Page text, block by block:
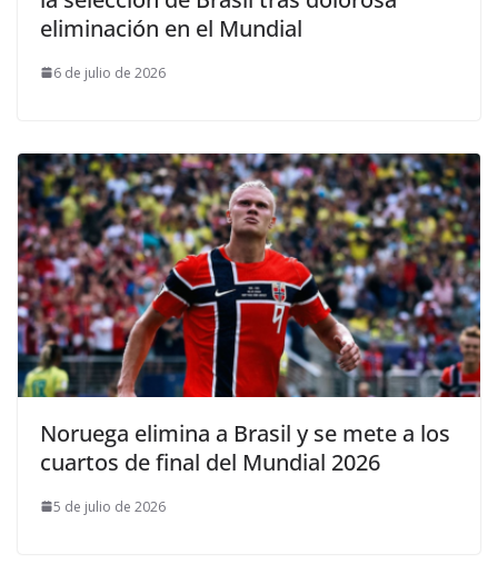
eliminación en el Mundial
6 de julio de 2026
Noruega elimina a Brasil y se mete a los
cuartos de final del Mundial 2026
5 de julio de 2026